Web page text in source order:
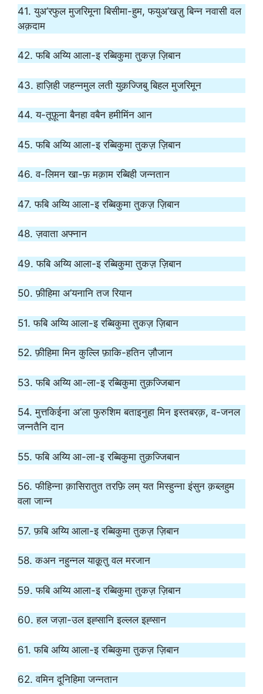
41. युअ’रफुल मुजरिमूना बिसीमा-हुम, फयुअ’खज़ु बिन्न नवासी वल
अक़दाम
42. फबि अय्यि आला-इ रब्बिकुमा तुकज़ ज़िबान
43. हाज़िही जहन्नमुल लती युक़ज्जिबु बिहल मुजरिमून
44. य-तूफ़ूना बैनहा वबैन हमीमिंन आन
45. फबि अय्यि आला-इ रब्बिकुमा तुकज़ ज़िबान
46. व-लिमन खा-फ़ मक़ाम रब्बिही जन्नतान
47. फबि अय्यि आला-इ रब्बिकुमा तुकज़ ज़िबान
48. ज़वाता अफ्नान
49. फबि अय्यि आला-इ रब्बिकुमा तुकज़ ज़िबान
50. फ़ीहिमा अ’यनानि तज रियान
51. फबि अय्यि आला-इ रब्बिकुमा तुकज़ ज़िबान
52. फ़ीहिमा मिन कुल्लि फ़ाकि-हतिन ज़ौजान
53. फबि अय्यि आ-ला-इ रब्बिकुमा तुक़ज्जिबान
54. मुत्तकिईना अ’ला फुरुशिम बताइनुहा मिन इस्तबरक़, व-जनल
जन्नतैनि दान
55. फबि अय्यि आ-ला-इ रब्बिकुमा तुक़ज्जिबान
56. फीहिन्ना क़ासिरातुत तरफ़ि लम् यत मिस्हुन्ना इंसुन क़ब्लहुम
वला जान्न
57. फ़बि अय्यि आला-इ रब्बिकुमा तुकज़ ज़िबान
58. कअन नहुन्नल याक़ूतु वल मरजान
59. फबि अय्यि आला-इ रब्बिकुमा तुकज़ ज़िबान
60. हल जज़ा-उल इह्सानि इल्लल इह्सान
61. फबि अय्यि आला-इ रब्बिकुमा तुकज़ ज़िबान
62. वमिन दूनिहिमा जन्नतान